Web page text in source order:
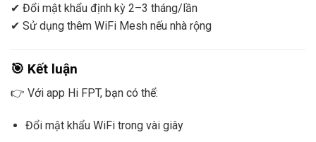
✔ Đổi mật khẩu định kỳ 2–3 tháng/lần
✔ Sử dụng thêm WiFi Mesh nếu nhà rộng
🎯 Kết luận
👉 Với app Hi FPT, bạn có thể:
Đổi mật khẩu WiFi trong vài giây